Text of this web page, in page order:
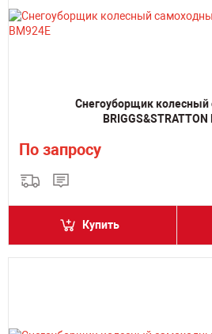
Снегоуборщик
BRIGGS&STRATTON
По запросу
Купить